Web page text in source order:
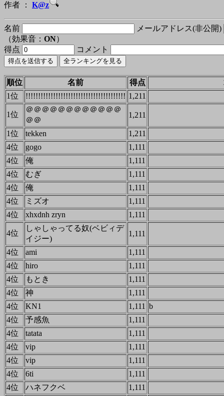
作者 ： K@z
名前
メールアドレス(非公開)
（効果音： ON）
得点
コメント
順位 名前 得点
1位
!!!!!!!!!!!!!!!!!!!!!!!!!!!!!!!!!!!!!!!! 1,211
1位
＠＠＠＠＠＠＠＠＠＠＠＠
＠＠
1,211
1位 tekken
1,211
4位
gogo
1,111
4位
俺
1,111
4位
むぎ
1,111
4位
俺
1,111
4位
ミズオ
1,111
4位
xhxdnh zryn 1,111
4位
しゃしゃってる奴(ベビィデ
イジー)
1,111
4位 ami
1,111
4位
hiro
1,111
4位
もとき
1,111
4位
神
1,111
4位
KN1 1,111 b
4位
予感魚
1,111
4位
tatata
1,111
4位
vip
1,111
4位
vip
1,111
4位
6ti
1,111
4位
ハネフクベ
1,111